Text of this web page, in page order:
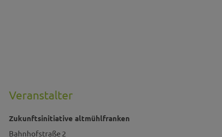
Veranstalter
Zukunftsinitiative altmühlfranken
Bahnhofstraße 2